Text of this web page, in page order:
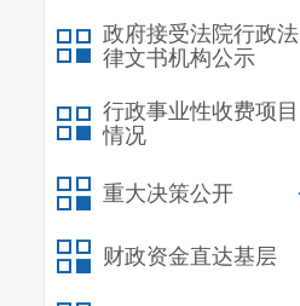
政府接受法院行政法
律文书机构公示
行政事业性收费项目
情况
重大决策公开
财政资金直达基层